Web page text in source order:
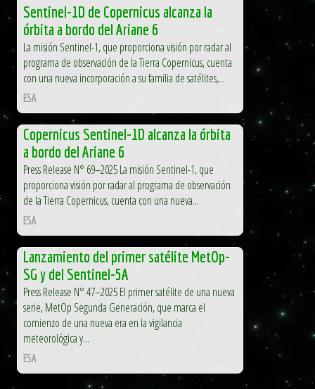
Sentinel-1D de Copernicus alcanza la
órbita a bordo del Ariane 6
La misión Sentinel-1, que proporciona visión por radar al
programa de observación de la Tierra Copernicus, cuenta
con una nueva incorporación a su familia de satélites,...
ESA
Copernicus Sentinel-1D alcanza la órbita
a bordo del Ariane 6
Press Release N° 69–2025 La misión Sentinel-1, que
proporciona visión por radar al programa de observación
de la Tierra Copernicus, cuenta con una nueva...
ESA
Lanzamiento del primer satélite MetOp-
SG y del Sentinel-5A
Press Release N° 47–2025 El primer satélite de una nueva
serie, MetOp Segunda Generación, que marca el
comienzo de una nueva era en la vigilancia
meteorológica y...
ESA